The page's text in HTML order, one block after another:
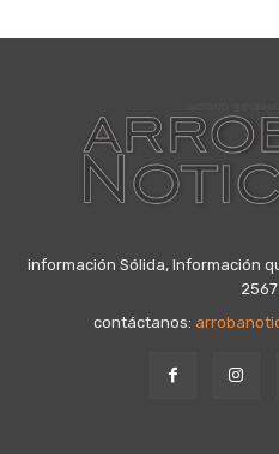
información Sólida, Información
contáctanos: